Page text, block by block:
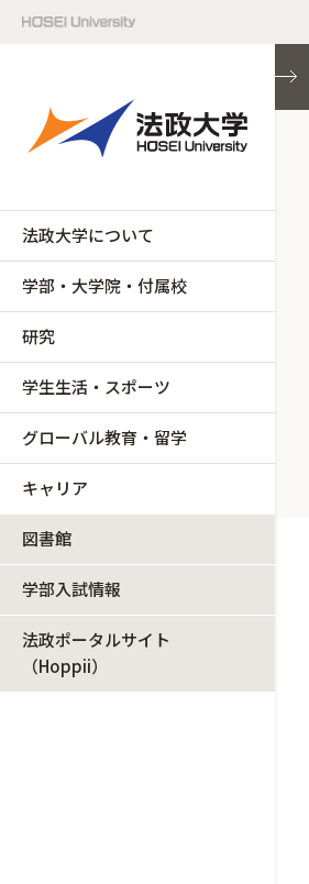
法政大学について
学部・大学院・付属校
研究
学生生活・スポーツ
グローバル教育・留学
キャリア
図書館
学部入試情報
法政ポータルサイト
（Hoppii）